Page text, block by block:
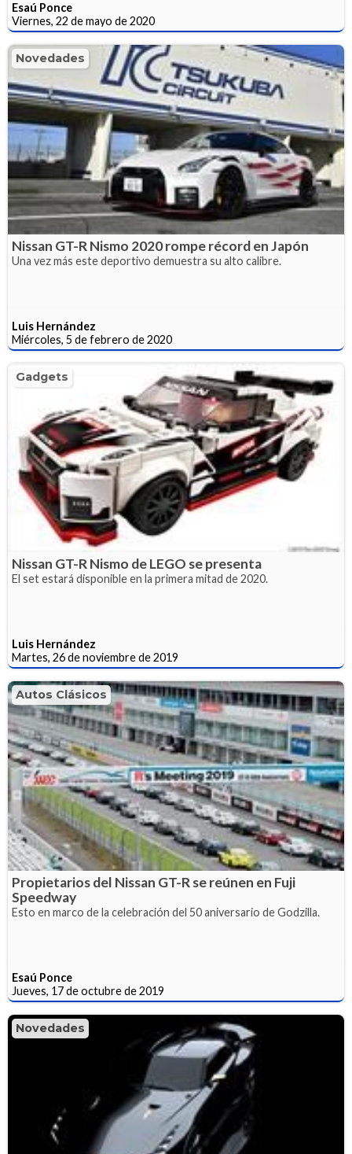
Esaú Ponce
Viernes, 22 de mayo de 2020
Novedades
Nissan GT-R Nismo 2020 rompe récord en Japón
Una vez más este deportivo demuestra su alto calibre.
Luis Hernández
Miércoles, 5 de febrero de 2020
Gadgets
Nissan GT-R Nismo de LEGO se presenta
El set estará disponible en la primera mitad de 2020.
Luis Hernández
Martes, 26 de noviembre de 2019
Autos Clásicos
Propietarios del Nissan GT-R se reúnen en Fuji
Speedway
Esto en marco de la celebración del 50 aniversario de Godzilla.
Esaú Ponce
Jueves, 17 de octubre de 2019
Novedades